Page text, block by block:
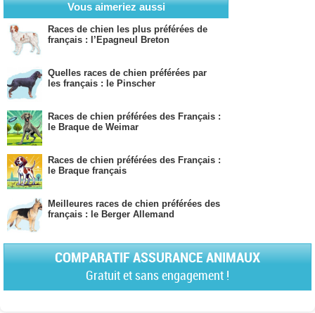
Vous aimeriez aussi
Races de chien les plus préférées de
français : l’Epagneul Breton
Quelles races de chien préférées par
les français : le Pinscher
Races de chien préférées des Français :
le Braque de Weimar
Races de chien préférées des Français :
le Braque français
Meilleures races de chien préférées des
français : le Berger Allemand
COMPARATIF ASSURANCE ANIMAUX
Gratuit et sans engagement !